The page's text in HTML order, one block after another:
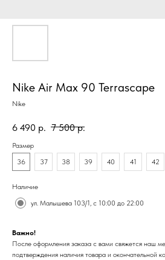
Nike Air Max 90 Terrascape
Nike
6 490 р. 7 500 р.
Размер
36
37 38 39 40 41 42
Наличие
ул. Малышева 103/1, с 10:00 до 22:00
Важно!
После оформления заказа с вами свяжется наш
подтверждения наличия товара и окончательной